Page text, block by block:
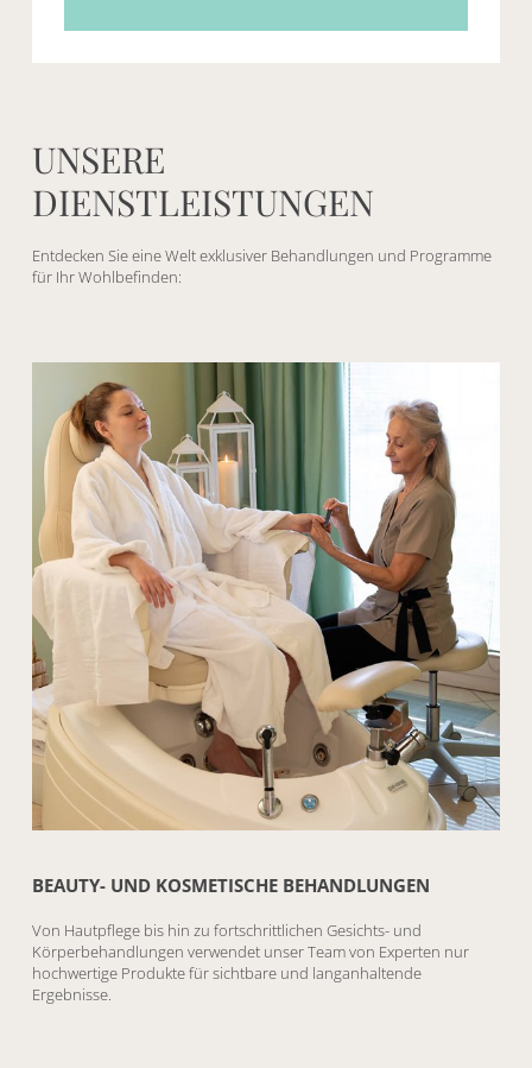
UNSERE
DIENSTLEISTUNGEN
Entdecken Sie eine Welt exklusiver Behandlungen und Programme
für Ihr Wohlbefinden:
BEAUTY- UND KOSMETISCHE BEHANDLUNGEN
Von Hautpflege bis hin zu fortschrittlichen Gesichts- und
Körperbehandlungen verwendet unser Team von Experten nur
hochwertige Produkte für sichtbare und langanhaltende
Ergebnisse.